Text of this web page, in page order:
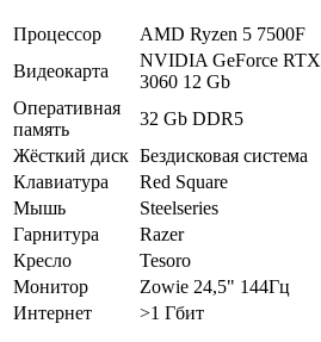
Процессор AMD Ryzen 5 7500F
Видеокарта
NVIDIA GeForce RTX
3060 12 Gb
Оперативная
память
32 Gb DDR5
Жёсткий диск Бездисковая система
Клавиатура
Red Square
Мышь
Steelseries
Гарнитура
Razer
Кресло
Tesoro
Монитор
Zowie 24,5" 144Гц
Интернет
>1 Гбит